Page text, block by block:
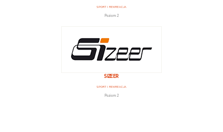
SPORT I REKREACJA
Poziom 2
SIZEER
SPORT I REKREACJA
Poziom 2